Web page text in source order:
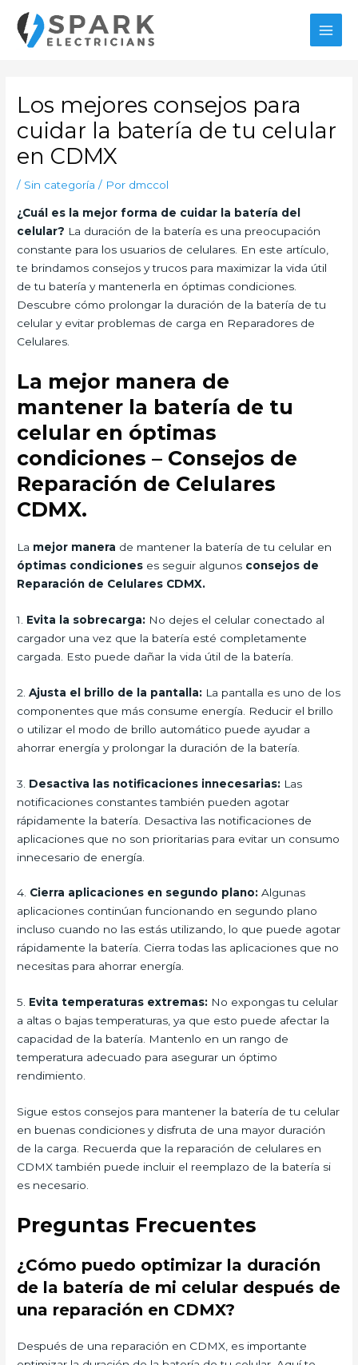
contenido
Los mejores consejos para
cuidar la batería de tu celular
en CDMX
/ Sin categoría / Por dmccol
¿Cuál es la mejor forma de cuidar la batería del
celular? La duración de la batería es una preocupación
constante para los usuarios de celulares. En este artículo,
te brindamos consejos y trucos para maximizar la vida útil
de tu batería y mantenerla en óptimas condiciones.
Descubre cómo prolongar la duración de la batería de tu
celular y evitar problemas de carga en Reparadores de
Celulares.
La mejor manera de
mantener la batería de tu
celular en óptimas
condiciones – Consejos de
Reparación de Celulares
CDMX.
La mejor manera de mantener la batería de tu celular en
óptimas condiciones es seguir algunos consejos de
Reparación de Celulares CDMX.
1. Evita la sobrecarga: No dejes el celular conectado al
cargador una vez que la batería esté completamente
cargada. Esto puede dañar la vida útil de la batería.
2.Ajusta el brillo de la pantalla: La pantalla es uno de los
componentes que más consume energía. Reducir el brillo
o utilizar el modo de brillo automático puede ayudar a
ahorrar energía y prolongar la duración de la batería.
3. Desactiva las notificaciones innecesarias: Las
notificaciones constantes también pueden agotar
rápidamente la batería. Desactiva las notificaciones de
aplicaciones que no son prioritarias para evitar un consumo
innecesario de energía.
4. Cierra aplicaciones en segundo plano: Algunas
aplicaciones continúan funcionando en segundo plano
incluso cuando no las estás utilizando, lo que puede agotar
rápidamente la batería. Cierra todas las aplicaciones que no
necesitas para ahorrar energía.
5. Evita temperaturas extremas: No expongas tu celular
a altas o bajas temperaturas, ya que esto puede afectar la
capacidad de la batería. Mantenlo en un rango de
temperatura adecuado para asegurar un óptimo
rendimiento.
Sigue estos consejos para mantener la batería de tu celular
en buenas condiciones y disfruta de una mayor duración
de la carga. Recuerda que la reparación de celulares en
CDMX también puede incluir el reemplazo de la batería si
es necesario.
Preguntas Frecuentes
¿Cómo puedo optimizar la duración
de la batería de mi celular después de
una reparación en CDMX?
Después de una reparación en CDMX, es importante